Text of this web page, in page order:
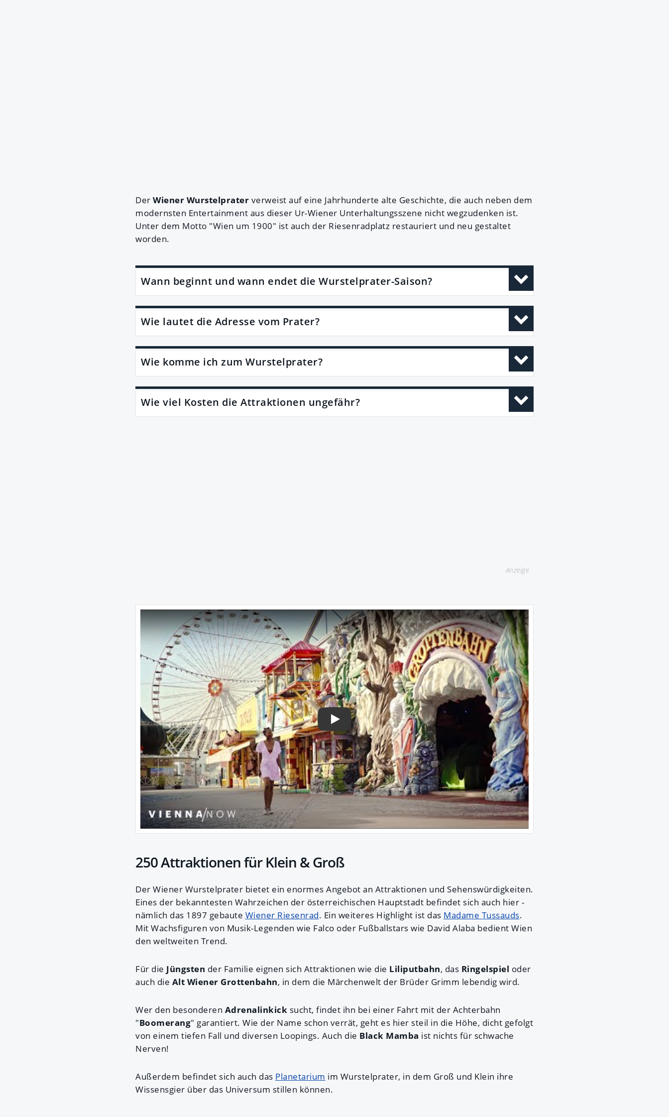
Der Wiener Wurstelprater verweist auf eine Jahrhunderte alte Geschichte, die auch neben dem
modernsten Entertainment aus dieser Ur-Wiener Unterhaltungsszene nicht wegzudenken ist.
Unter dem Motto "Wien um 1900" ist auch der Riesenradplatz restauriert und neu gestaltet
worden.
Wann beginnt und wann endet die Wurstelprater-Saison?
Wie lautet die Adresse vom Prater?
Wie komme ich zum Wurstelprater?
Wie viel Kosten die Attraktionen ungefähr?
Anzeige
Play
250 Attraktionen für Klein & Groß
Der Wiener Wurstelprater bietet ein enormes Angebot an Attraktionen und Sehenswürdigkeiten.
Eines der bekanntesten Wahrzeichen der österreichischen Hauptstadt befindet sich auch hier -
nämlich das 1897 gebaute Wiener Riesenrad. Ein weiteres Highlight ist das Madame Tussauds.
Mit Wachsfiguren von Musik-Legenden wie Falco oder Fußballstars wie David Alaba bedient Wien
den weltweiten Trend.
Für die Jüngsten der Familie eignen sich Attraktionen wie die Liliputbahn, das Ringelspiel oder
auch die Alt Wiener Grottenbahn, in dem die Märchenwelt der Brüder Grimm lebendig wird.
Wer den besonderen Adrenalinkick sucht, findet ihn bei einer Fahrt mit der Achterbahn
"Boomerang" garantiert. Wie der Name schon verrät, geht es hier steil in die Höhe, dicht gefolgt
von einem tiefen Fall und diversen Loopings. Auch die Black Mamba ist nichts für schwache
Nerven!
Außerdem befindet sich auch das Planetarium im Wurstelprater, in dem Groß und Klein ihre
Wissensgier über das Universum stillen können.